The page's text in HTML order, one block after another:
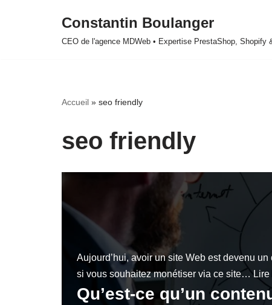
Constantin Boulanger
CEO de l'agence MDWeb • Expertise PrestaShop, Shopify
Accueil » seo friendly
seo friendly
Aujourd’hui, avoir un site Web est devenu
si vous souhaitez monétiser via ce site…Lire
Qu’est-ce qu’un